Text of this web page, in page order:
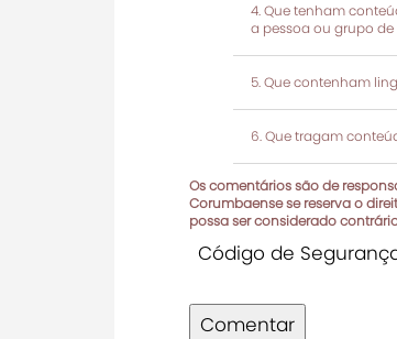
Que tenham
a pessoa ou grupo de
Que contenham
Que tragam
Os comentários são de
Corumbaense se reserva o
possa ser considerado
Código de
Comentar